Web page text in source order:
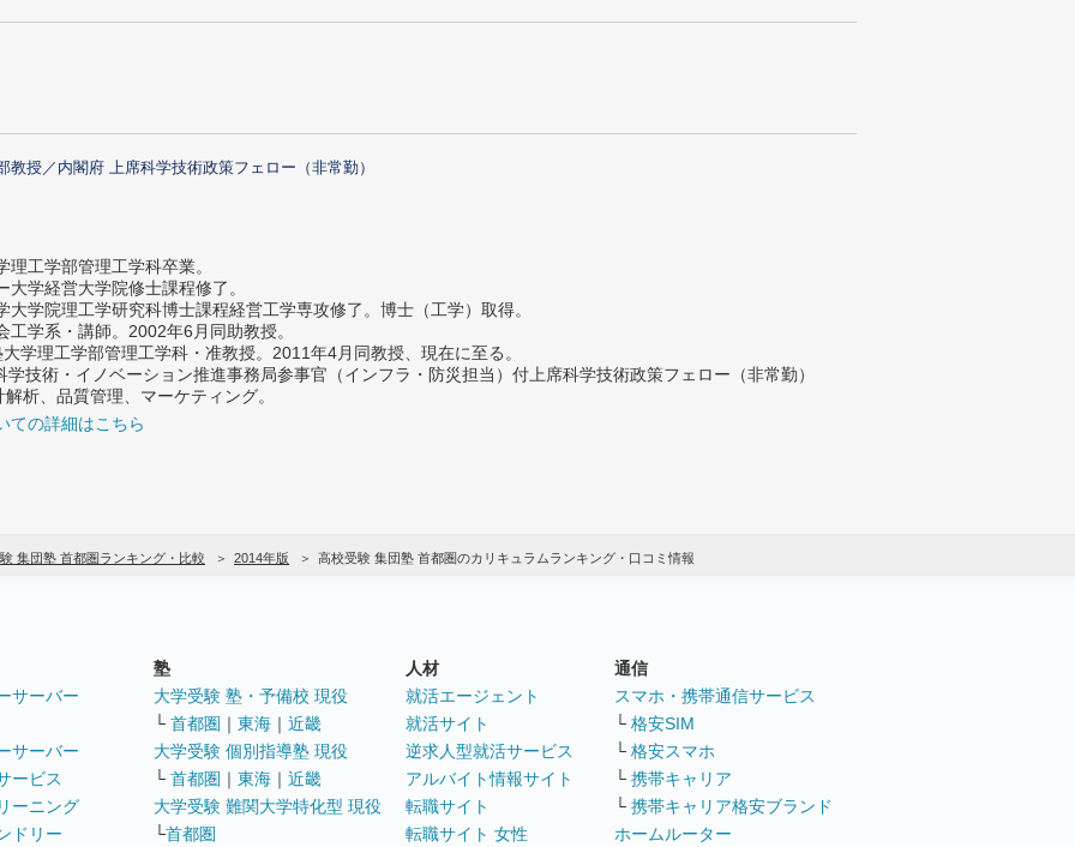
教授／内閣府 上席科学技術政策フェロー（非常勤）
工学部管理工学科卒業。
学経営大学院修士課程修了。
大学院理工学研究科博士課程経営工学専攻修了。博士（工学）取得。
工学系・講師。2002年6月同助教授。
学理工学部管理工学科・准教授。2011年4月同教授、現在に至る。
技術・イノベーション推進事務局参事官（インフラ・防災担当）付上席科学技術政策フェロー（非常勤）
析、品質管理、マーケティング。
の詳細はこちら
集団塾 首都圏ランキング・比較 2014年版 高校受験 集団塾 首都圏のカリキュラムランキング・口コミ情報
サーバー
サーバー
ービス
ーニング
ドリー
塾
大学受験 塾・予備校 現役
└ 首都圏 ｜ 東海 ｜ 近畿
大学受験 個別指導塾 現役
└ 首都圏 ｜ 東海 ｜ 近畿
大学受験 難関大学特化型 現役
└首都圏
人材
就活エージェント
就活サイト
逆求人型就活サービス
アルバイト情報サイト
転職サイト
転職サイト 女性
通信
スマホ・携帯通信サービス
└ 格安SIM
└ 格安スマホ
└ 携帯キャリア
└ 携帯キャリア格安ブランド
ホームルーター